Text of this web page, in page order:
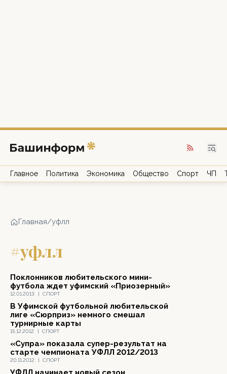
Главное Политика Экономика Общество Спорт ЧП
Главная/уфлл
#уфлл
12.01.2013 | СПОРТ
Поклонников любительского мини-
футбола ждет уфимский «Приозерный»
15.12.2012 | СПОРТ
В Уфимской футбольной любительской
лиге «Сюрприз» немного смешал
турнирные карты
20.11.2012 | СПОРТ
«Супра» показала супер-результат на
старте чемпионата УФЛЛ 2012/2013